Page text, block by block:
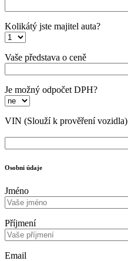
Kolikátý jste majitel auta?
Vaše představa o ceně
Je možný odpočet DPH?
VIN (Slouží k prověření vozidla)
Osobni údaje
Jméno
Příjmení
Email